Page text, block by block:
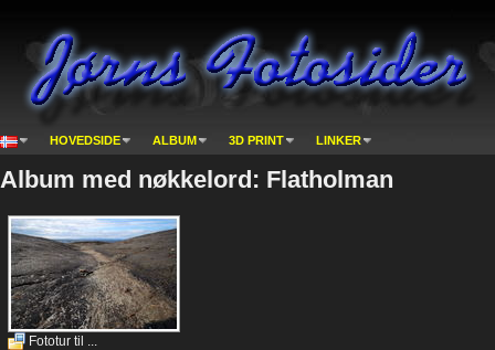
HOVEDSIDE ALBUM 3D PRINT LINKER
Album med nøkkelord: Flatholman
Fototur til ...